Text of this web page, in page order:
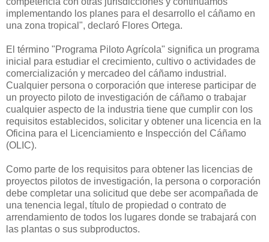
implementando los planes para el desarrollo el cáñamo en
una zona tropical", declaró Flores Ortega.
El término "Programa Piloto Agrícola" significa un programa
inicial para estudiar el crecimiento, cultivo o actividades de
comercialización y mercadeo del cáñamo industrial.
Cualquier persona o corporación que interese participar de
un proyecto piloto de investigación de cáñamo o trabajar
cualquier aspecto de la industria tiene que cumplir con los
requisitos establecidos, solicitar y obtener una licencia en la
Oficina para el Licenciamiento e Inspección del Cáñamo
(OLIC).
Como parte de los requisitos para obtener las licencias de
proyectos pilotos de investigación, la persona o corporación
debe completar una solicitud que debe ser acompañada de
una tenencia legal, título de propiedad o contrato de
arrendamiento de todos los lugares donde se trabajará con
las plantas o sus subproductos.